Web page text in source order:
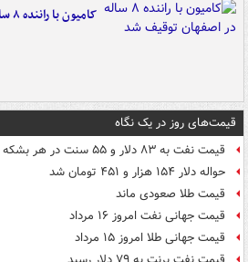
کامیون با راننده ۸ ساله در اصفهان توقیف شد
قیمت‌های روز در یک نگاه
قیمت نفت به ۸۳ دلار و ۵۵ سنت در هر بشکه رسید
حواله دلار ۱۵۴ هزار و ۴۵۱ تومان شد
قیمت طلا صعودی ماند
قیمت جهانی نفت امروز ۱۶ مرداد
قیمت جهانی طلا امروز ۱۵ مرداد